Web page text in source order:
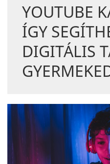
YOUTUBE
ÍGY
DIGITÁLIS